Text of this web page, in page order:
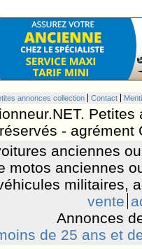
annonces collection Contact
réservés - agrément
anciennes
motos anciennes
militaires,
vente
Annonces
de 25 ans et